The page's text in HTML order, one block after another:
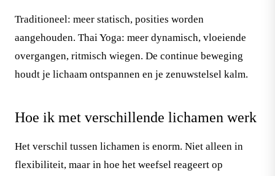
Traditioneel: meer statisch, posities worden
aangehouden. Thai Yoga: meer dynamisch, vloeiende
overgangen, ritmisch wiegen. De continue beweging
houdt je lichaam ontspannen en je zenuwstelsel kalm.
Hoe ik met verschillende lichamen werk
Het verschil tussen lichamen is enorm. Niet alleen in
flexibiliteit, maar in hoe het weefsel reageert op